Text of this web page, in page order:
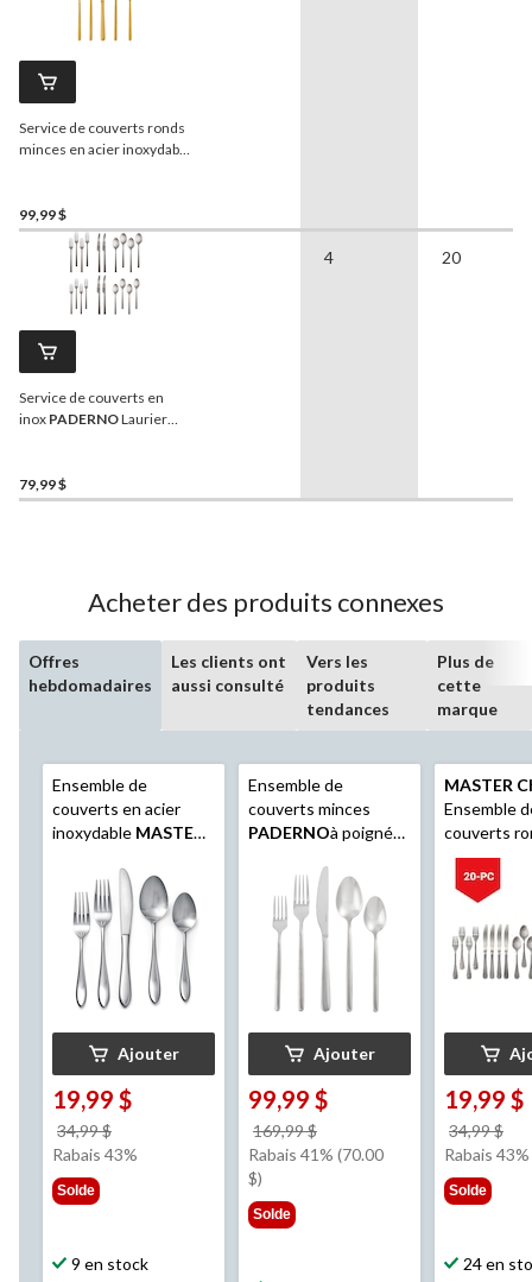
Service de couverts ronds
minces en acier inoxydable
personnes, paq. 20
99,99 $
Service de couverts en
inox PADERNOLaurier
79,99 $
4 20
Acheter des produits connexes
Offres
hebdomadaires
Les clients ont
aussi consulté
Vers les
produits
tendances
Plus de
cette
marque
Ensemble de
couverts en acier
inoxydable MASTER
personnes, 20 pièces
Ajouter
19,99 $
34,99 $
était
Rabais 43%
Solde
9 en stock
Ensemble de
couverts minces
PADERNOà poignée
12 personnes, paq. 60
Ajouter
99,99 $
169,99 $
était
Rabais 41% (70.00
$)
Solde
MASTER
Ensemble
couverts
acier
4
pièces
19,99 $
34,99 $
Rabais 43%
Solde
24 en